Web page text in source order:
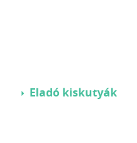
Eladó kiskutyák